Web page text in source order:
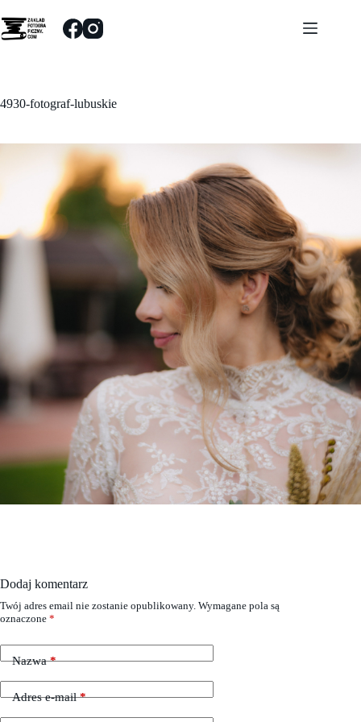
do
treści
4930-fotograf-lubuskie
Dodaj komentarz
Twój adres email nie zostanie opublikowany. Wymagane pola są
oznaczone *
Nazwa*
Adres e-mail*